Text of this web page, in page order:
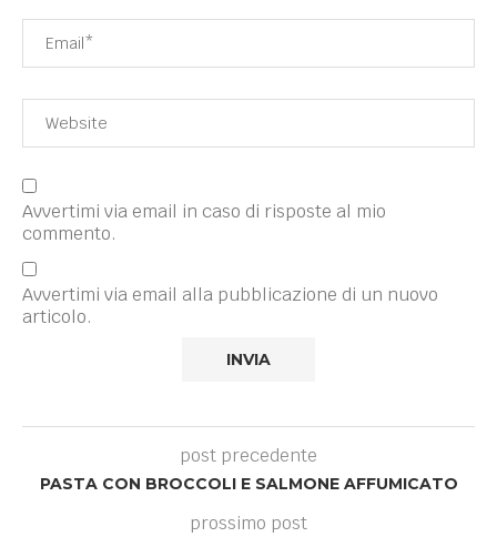
Avvertimi via email in caso di risposte al mio
commento.
Avvertimi via email alla pubblicazione di un nuovo
articolo.
post precedente
PASTA CON BROCCOLI E SALMONE AFFUMICATO
prossimo post